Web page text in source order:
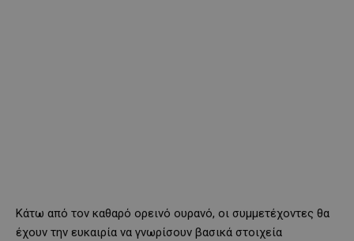
Κάτω από τον καθαρό ορεινό ουρανό, οι συμμετέχοντες θα
έχουν την ευκαιρία να γνωρίσουν βασικά στοιχεία